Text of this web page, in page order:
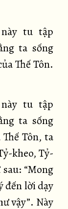
tu tập
ta sống
Thế Tôn.
tu tập
ta sống
Tôn, ta
kheo, Tỷ-
“Mong
đến lời dạy
vậy”. Này